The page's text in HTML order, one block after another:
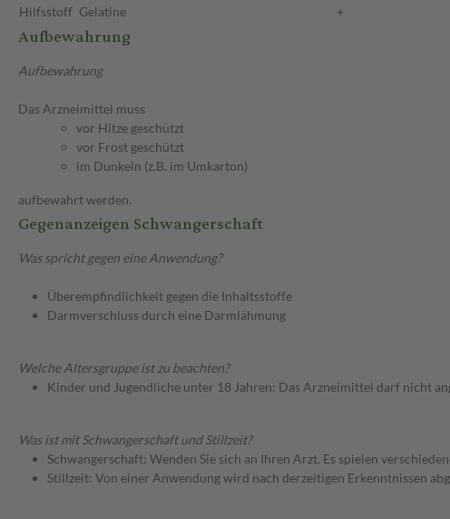
Hilfsstoff Gelatine +
Aufbewahrung
Aufbewahrung
Das Arzneimittel muss
vor Hitze geschützt
vor Frost geschützt
im Dunkeln (z.B. im Umkarton)
aufbewahrt werden.
Gegenanzeigen Schwangerschaft
Was spricht gegen eine Anwendung?
Überempfindlichkeit gegen die Inhaltsstoffe
Darmverschluss durch eine Darmlähmung
Welche Altersgruppe ist zu beachten?
Kinder und Jugendliche unter 18 Jahren: Das Arzneimittel darf nicht
Was ist mit Schwangerschaft und Stillzeit?
Schwangerschaft: Wenden Sie sich an Ihren Arzt. Es spielen
Stillzeit: Von einer Anwendung wird nach derzeitigen Erkenntnissen